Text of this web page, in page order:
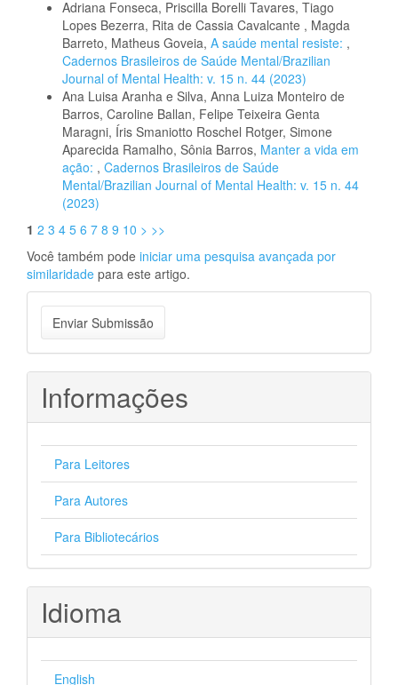
Adriana Fonseca, Priscilla Borelli Tavares, Tiago
Lopes Bezerra, Rita de Cassia Cavalcante , Magda
Barreto, Matheus Goveia, A saúde mental resiste: ,
Cadernos Brasileiros de Saúde Mental/Brazilian
Journal of Mental Health: v. 15 n. 44 (2023)
Ana Luisa Aranha e Silva, Anna Luiza Monteiro de
Barros, Caroline Ballan, Felipe Teixeira Genta
Maragni, Íris Smaniotto Roschel Rotger, Simone
Aparecida Ramalho, Sônia Barros, Manter a vida em
ação: , Cadernos Brasileiros de Saúde
Mental/Brazilian Journal of Mental Health: v. 15 n. 44
(2023)
1 2 3 4 5 6 7 8 9 10 > >>
Você também pode iniciar uma pesquisa avançada por
similaridade para este artigo.
Enviar
Submissão
Enviar Submissão
Informações
Para Leitores
Para Autores
Para Bibliotecários
Idioma
English